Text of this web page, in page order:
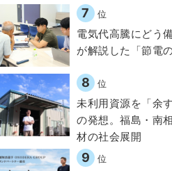
7 位
電気代高騰にどう
が解説した「節電
8 位
未利用資源を「余
の発想。福島・南
材の社会展開​
9 位